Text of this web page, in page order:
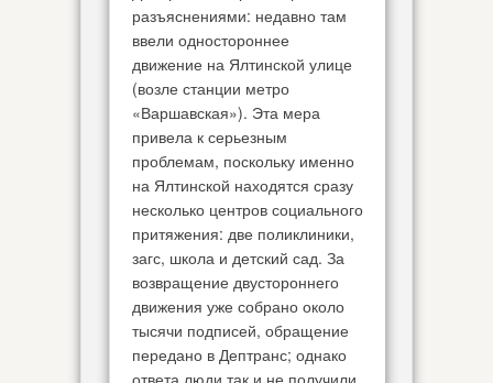
разъяснениями: недавно там
ввели одностороннее
движение на Ялтинской улице
(возле станции метро
«Варшавская»). Эта мера
привела к серьезным
проблемам, поскольку именно
на Ялтинской находятся сразу
несколько центров социального
притяжения: две поликлиники,
загс, школа и детский сад. За
возвращение двустороннего
движения уже собрано около
тысячи подписей, обращение
передано в Дептранс; однако
ответа люди так и не получили.